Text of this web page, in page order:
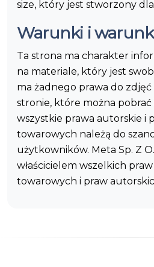
size, który jest stworzony dla
Warunki i
Ta strona ma charakter
na materiale, który jest
ma żadnego prawa do
stronie, które można pobrać
wszystkie prawa autorskie i
towarowych należą do
użytkowników. Meta Sp. Z
właścicielem wszelkich
towarowych i praw